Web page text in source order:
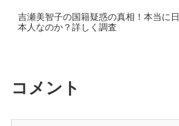
吉瀬美智子の国籍疑惑の真相！本当に日
本人なのか？詳しく調査
コメント